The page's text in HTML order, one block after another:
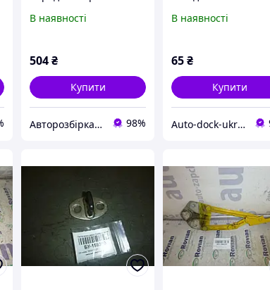
CADDY 04-
1T0831412C, 1T0831412)
В наявності
504₴
Купити
Авторозбірка Мікроавтобусів 98%
Пассат 2 Т4 SEAT
В наявності
65₴
Купити
Auto-dock-ukraina Пропонуємо НОВІ та Б/У запчастини підбираємо по ВІН коду